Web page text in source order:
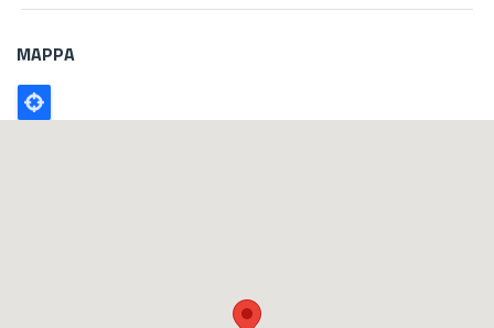
MAPPA
Poligono
GEO